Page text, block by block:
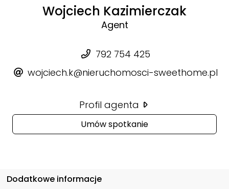
Wojciech Kazimierczak
Agent
792 754 425
wojciech.k@nieruchomosci-sweethome.pl
Profil agenta
Umów spotkanie
Dodatkowe informacje